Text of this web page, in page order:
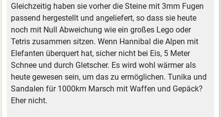
Gleichzeitig haben sie vorher die Steine mit 3mm Fugen
passend hergestellt und angeliefert, so dass sie heute
noch mit Null Abweichung wie ein großes Lego oder
Tetris zusammen sitzen. Wenn Hannibal die Alpen mit
Elefanten überquert hat, sicher nicht bei Eis, 5 Meter
Schnee und durch Gletscher. Es wird wohl wärmer als
heute gewesen sein, um das zu ermöglichen. Tunika und
Sandalen für 1000km Marsch mit Waffen und Gepäck?
Eher nicht.